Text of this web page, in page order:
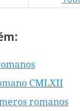
CMLXII
romanos